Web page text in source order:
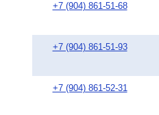
+7 (904) 861-51-68
+7 (904) 861-51-93
+7 (904) 861-52-31